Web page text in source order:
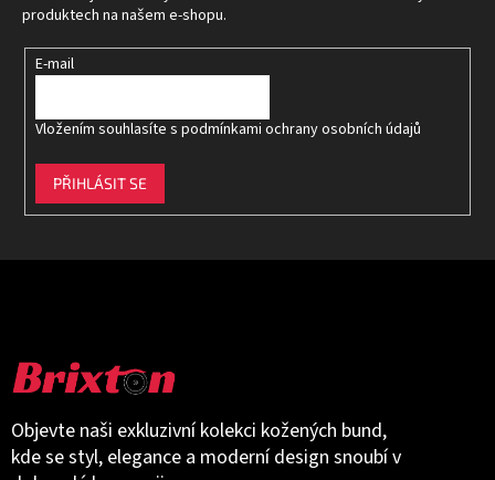
Objevte naši exkluzivní kolekci kožených bund,
kde se styl, elegance a moderní design snoubí v
produktech na našem e-shopu.
E-mail
Vložením souhlasíte s podmínkami ochrany osobních údajů
PŘIHLÁSIT SE